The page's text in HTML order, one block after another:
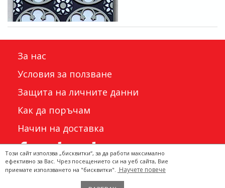
За нас
Условия за ползване
Защита на личните данни
Как да поръчам
Начин на доставка
Този сайт използва „бисквитки“, за да работи максимално
ефективно за Вас. Чрез посещението си на уеб сайта, Вие
приемате използването на "бисквитки".
Научете повече